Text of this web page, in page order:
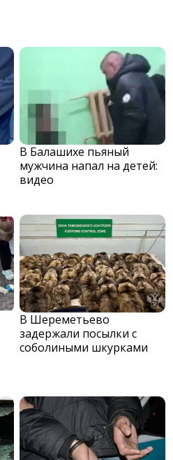
В Балашихе пьяный
мужчина напал на детей:
видео
В Шереметьево
задержали посылки с
соболиными шкурками